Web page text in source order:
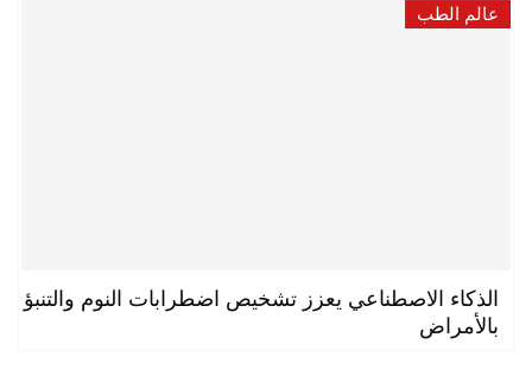
عالم الطب
الذكاء الاصطناعي يعزز تشخيص اضطرابات النوم والتنبؤ
بالأمراض